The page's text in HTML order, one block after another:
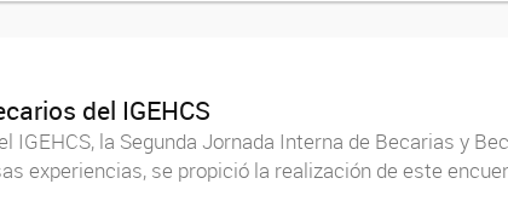
del IGEHCS
IGEHCS, la Segunda Jornada Interna de Becarias y
experiencias, se propició la realización de este